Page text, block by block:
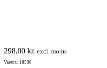
298,00 kr. excl. moms
Varenr.: 18530